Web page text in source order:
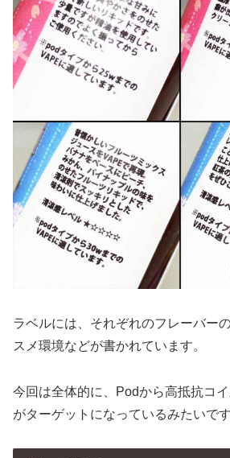
ラベルには、それぞれのフレーバー
スメ環境などが書かれています。
今回は全体的に、Podから高抵抗コ
がターゲットになっているみたいです